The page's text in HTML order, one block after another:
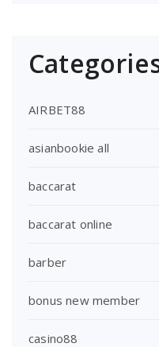
AIRBET88
asianbookie all
baccarat
baccarat online
barber
bonus new member
casino88